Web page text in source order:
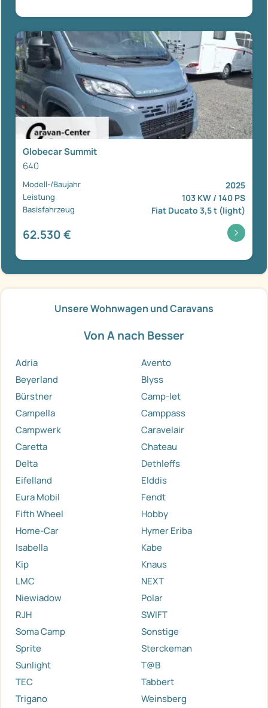
Globecar Summit
640
Modell-/Baujahr 2025
Leistung 103 KW / 140 PS
Basisfahrzeug Fiat Ducato 3,5 t (light)
62.530 €
Unsere Wohnwagen und Caravans
Von A nach Besser
Adria
Avento
Beyerland
Blyss
Bürstner
Camp-let
Campella
Camppass
Campwerk
Caravelair
Caretta
Chateau
Delta
Dethleffs
Eifelland
Elddis
Eura Mobil
Fendt
Fifth Wheel
Hobby
Home-Car
Hymer Eriba
Isabella
Kabe
Kip
Knaus
LMC
NEXT
Niewiadow
Polar
RJH
SWIFT
Soma Camp
Sonstige
Sprite
Sterckeman
Sunlight
T@B
TEC
Tabbert
Trigano
Weinsberg